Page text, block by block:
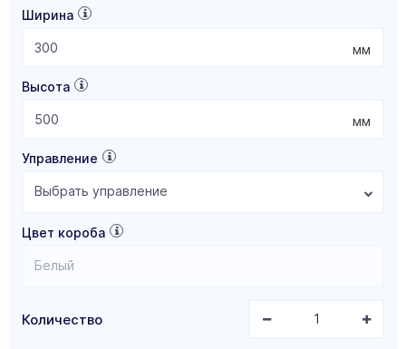
Ширина
мм
Высота
мм
Управление
Выбрать управление
Цвет короба
Белый
Количество